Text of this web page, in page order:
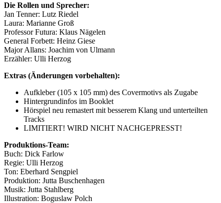
Die Rollen und Sprecher:
Jan Tenner: Lutz Riedel
Laura: Marianne Groß
Professor Futura: Klaus Nägelen
General Forbett: Heinz Giese
Major Allans: Joachim von Ulmann
Erzähler: Ulli Herzog
Extras (Änderungen vorbehalten):
Aufkleber (105 x 105 mm) des Covermotivs als Zugabe
Hintergrundinfos im Booklet
Hörspiel neu remastert mit besserem Klang und unterteilten
Tracks
LIMITIERT! WIRD NICHT NACHGEPRESST!
Produktions-Team:
Buch: Dick Farlow
Regie: Ulli Herzog
Ton: Eberhard Sengpiel
Produktion: Jutta Buschenhagen
Musik: Jutta Stahlberg
Illustration: Boguslaw Polch